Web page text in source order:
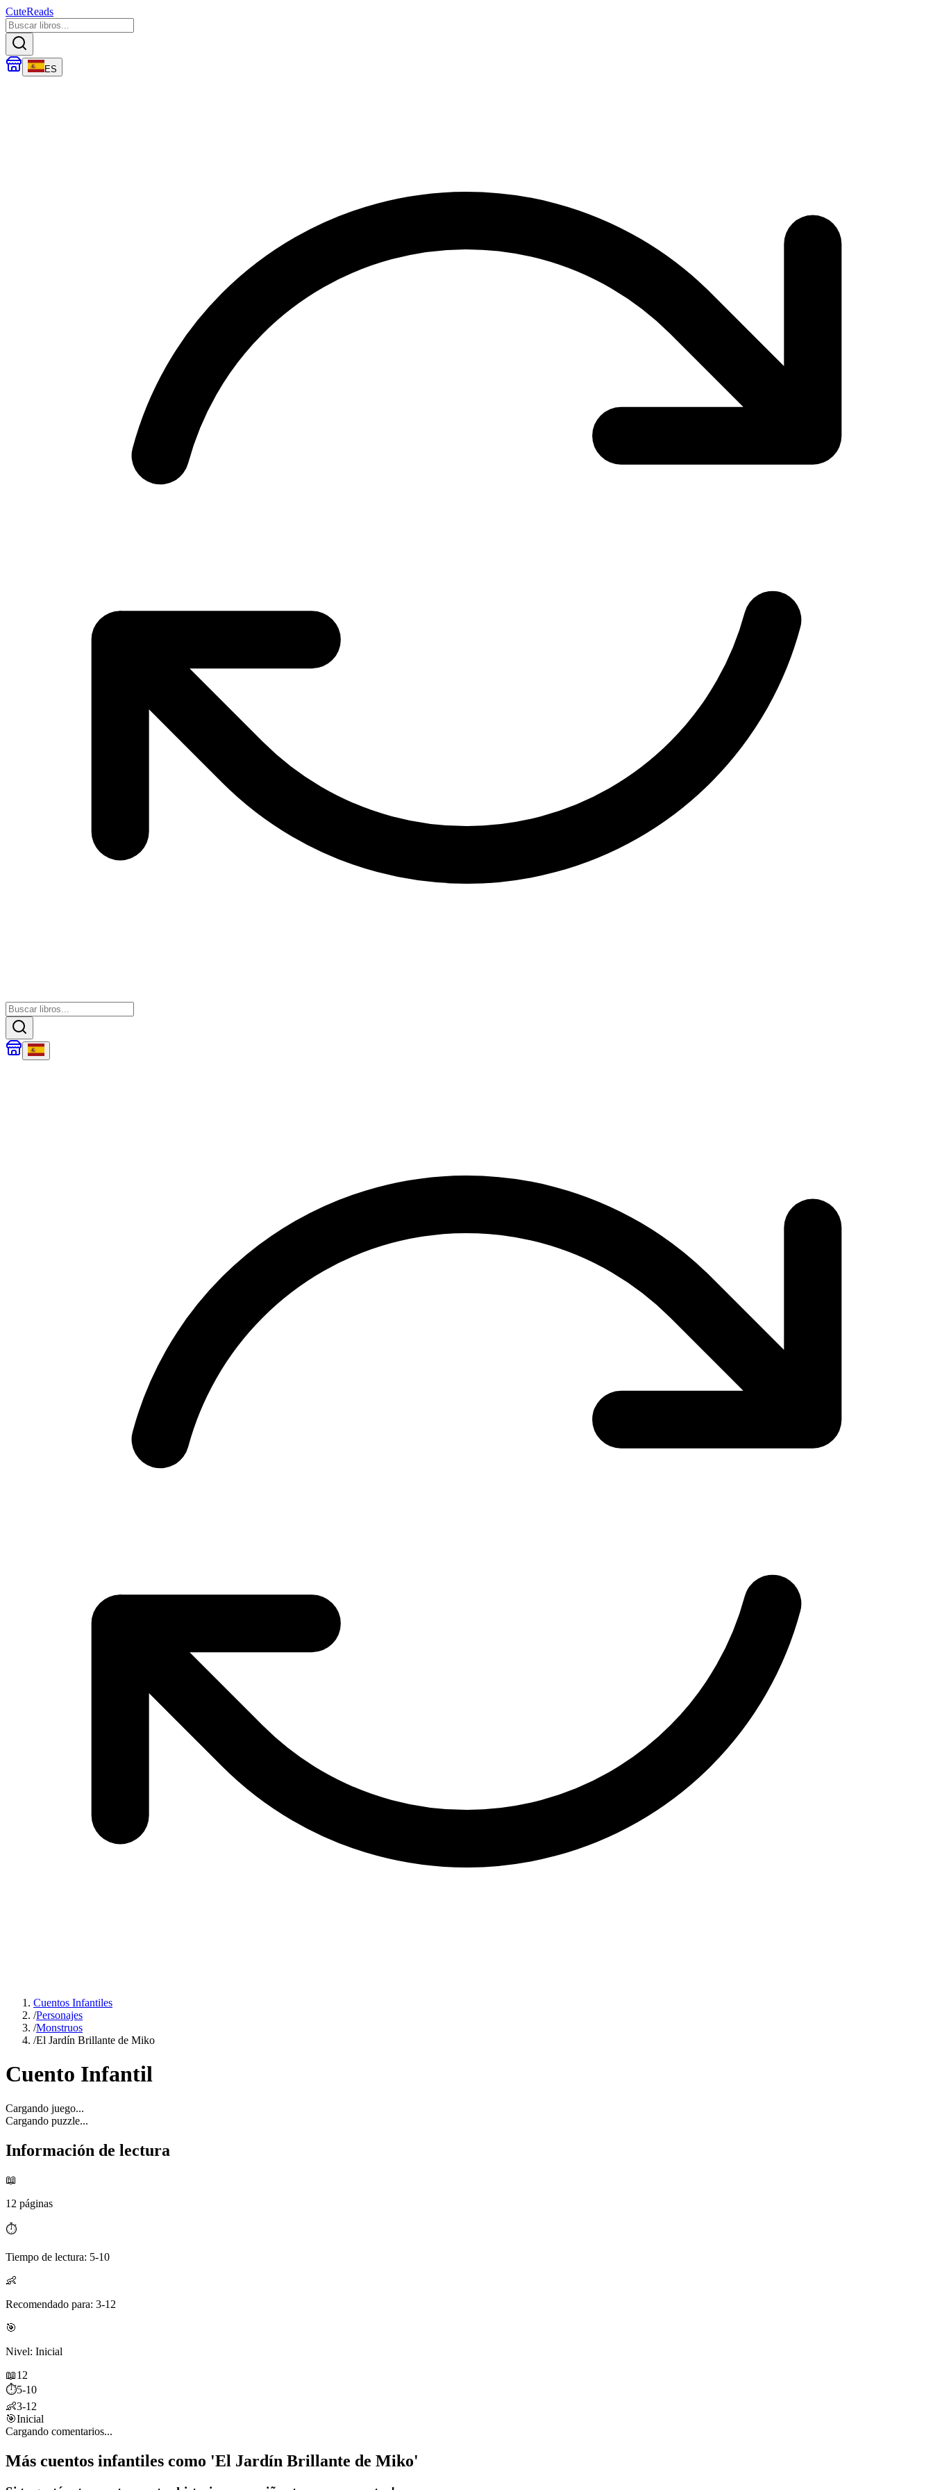
CuteReads
ES
Cuentos Infantiles
/Personajes
/Monstruos
/El Jardín Brillante de Miko
Cuento Infantil
Cargando juego...
Cargando puzzle...
Información de lectura
📖
12 páginas
⏱️
Tiempo de lectura: 5-10
👶
Recomendado para: 3-12
🎯
Nivel: Inicial
📖12
⏱️5-10
👶3-12
🎯Inicial
Cargando comentarios...
Más cuentos infantiles como 'El Jardín Brillante de Miko'